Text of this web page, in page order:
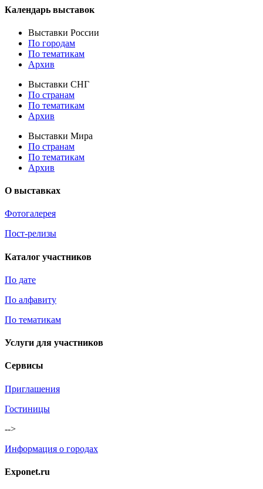
Календарь выставок
Выставки России
По городам
По тематикам
Архив
Выставки СНГ
По странам
По тематикам
Архив
Выставки Мира
По странам
По тематикам
Архив
О выставках
Фотогалерея
Пост-релизы
Каталог участников
По дате
По алфавиту
По тематикам
Услуги для участников
Сервисы
Приглашения
Гостиницы
-->
Информация о городах
Exponet.ru